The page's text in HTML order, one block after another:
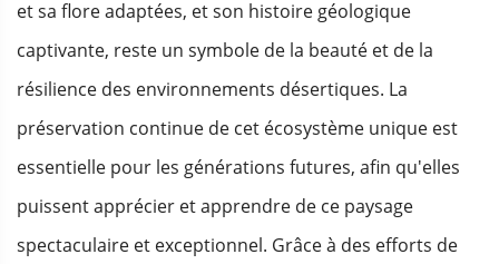
et sa flore adaptées, et son histoire géologique
captivante, reste un symbole de la beauté et de la
résilience des environnements désertiques. La
préservation continue de cet écosystème unique est
essentielle pour les générations futures, afin qu'elles
puissent apprécier et apprendre de ce paysage
spectaculaire et exceptionnel. Grâce à des efforts de